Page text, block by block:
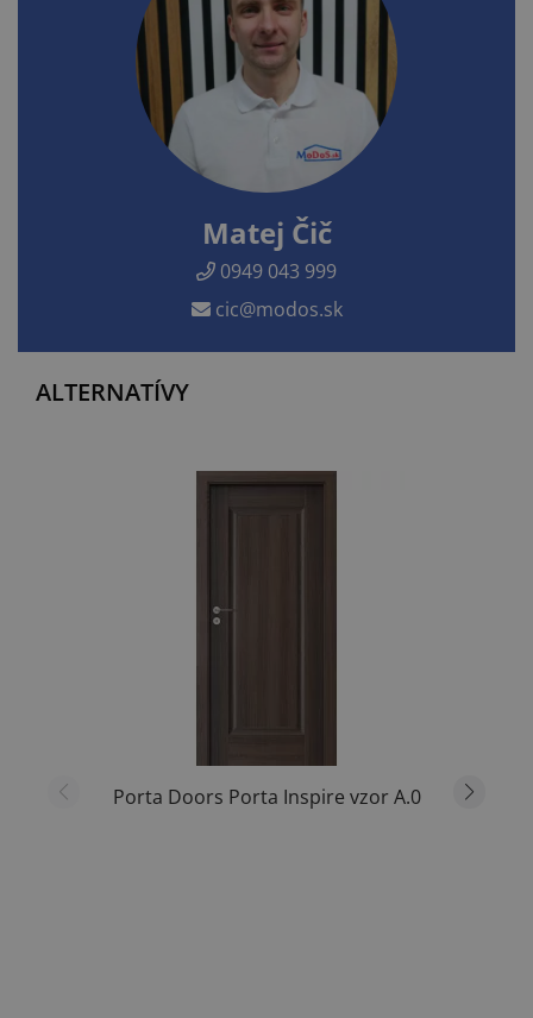
Matej Čič
0949 043 999
cic@modos.sk
ALTERNATÍVY
Porta Doors Porta Inspire vzor A.0